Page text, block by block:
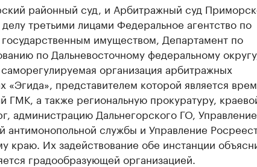
районный суд, и Арбитражный суд
делу третьими лицами Федеральное агентство по
имуществом, Департамент по
по Дальневосточному федеральному округу,
организация арбитражных
«Эгида», представителем которой является
ГМК, а также региональную прокуратуру,
администрацию Дальнегорского ГО, Управление
антимонопольной службы и Управление
краю. Их задействование обе инстанции
градообразующей организацией.